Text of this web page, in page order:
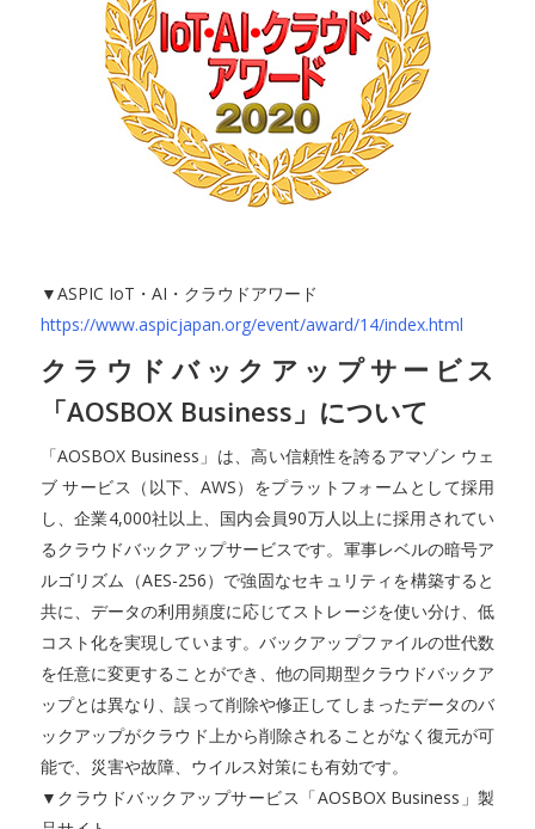
▼ASPIC IoT・AI・クラウドアワード
https://www.aspicjapan.org/event/award/14/index.html
クラウドバックアップサービス
「AOSBOX Business」について
「AOSBOX Business」は、高い信頼性を誇るアマゾン ウェ
ブ サービス（以下、AWS）をプラットフォームとして採用
し、企業4,000社以上、国内会員90万人以上に採用されてい
るクラウドバックアップサービスです。軍事レベルの暗号ア
ルゴリズム（AES-256）で強固なセキュリティを構築すると
共に、データの利用頻度に応じてストレージを使い分け、低
コスト化を実現しています。バックアップファイルの世代数
を任意に変更することができ、他の同期型クラウドバックア
ップとは異なり、誤って削除や修正してしまったデータのバ
ックアップがクラウド上から削除されることがなく復元が可
能で、災害や故障、ウイルス対策にも有効です。
▼クラウドバックアップサービス「AOSBOX Business」製